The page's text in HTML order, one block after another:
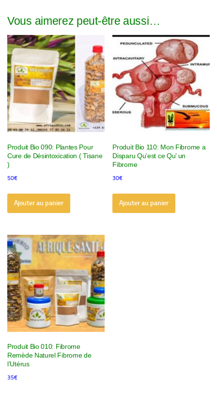
Vous aimerez peut-être aussi…
Produit Bio 090: Plantes Pour
Cure de Désintoxication ( Tisane
)
50€
Ajouter au panier
Produit Bio 110: Mon Fibrome a
Disparu Qu’est ce Qu’ un
Fibrome
30€
Ajouter au panier
Produit Bio 010: Fibrome
Remède Naturel Fibrome de
l’Utérus
35€